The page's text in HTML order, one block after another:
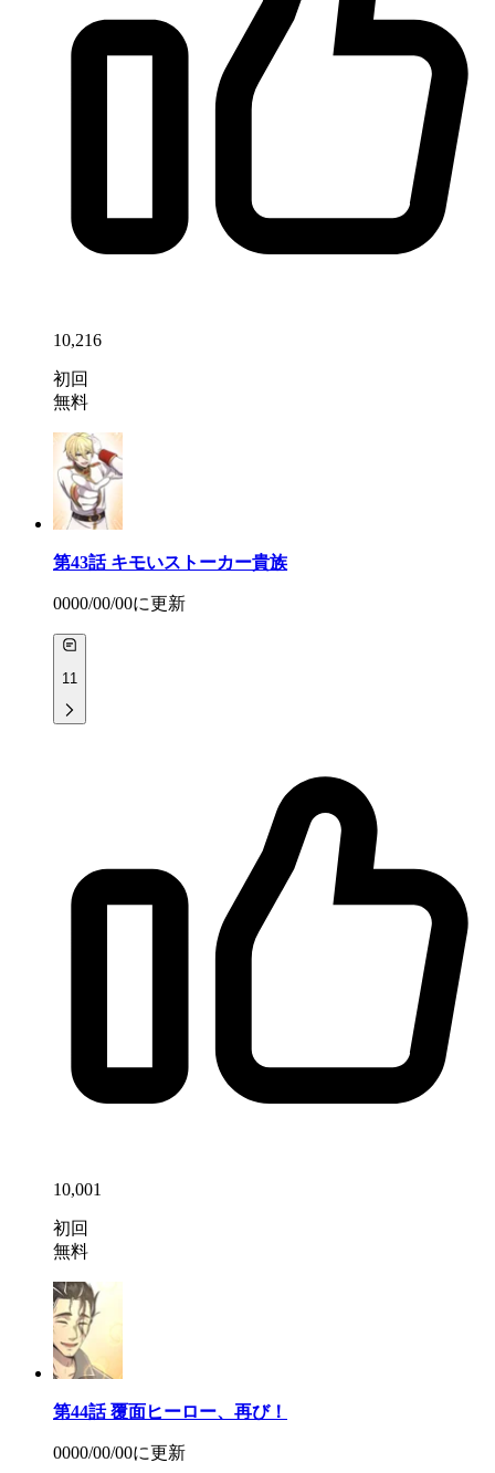
10,216
初回
無料
第43話 キモいストーカー貴族
0000/00/00に更新
11
10,001
初回
無料
第44話 覆面ヒーロー、再び！
0000/00/00に更新